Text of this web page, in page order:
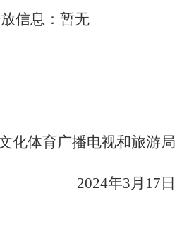
信息：暂无
化体育广播电视和旅游局
2024年3月17日